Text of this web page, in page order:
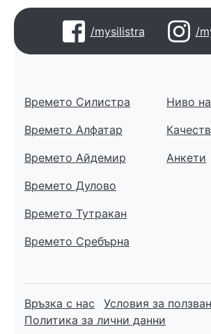
/mysilistra /
Времето Силистра
Времето Алфатар
Времето Айдемир
Времето Дулово
Времето Тутракан
Времето Сребърна
Ниво
Анкети
Връзка с нас
Условия за
Политика за лични данни